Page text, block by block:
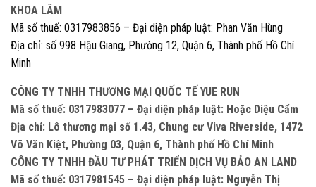
KHOA LÂM
Mã số thuế: 0317983856 – Đại diện pháp luật: Phan Văn Hùng
Địa chỉ: số 998 Hậu Giang, Phường 12, Quận 6, Thành phố Hồ Chí
Minh
CÔNG TY TNHH THƯƠNG MẠI QUỐC TẾ YUE RUN
Mã số thuế: 0317983077 – Đại diện pháp luật: Hoặc Diệu Cẩm
Địa chỉ: Lô thương mại số 1.43, Chung cư Viva Riverside, 1472
Võ Văn Kiệt, Phường 03, Quận 6, Thành phố Hồ Chí Minh
CÔNG TY TNHH ĐẦU TƯ PHÁT TRIỂN DỊCH VỤ BẢO AN LAND
Mã số thuế: 0317981545 – Đại diện pháp luật: Nguyễn Thị